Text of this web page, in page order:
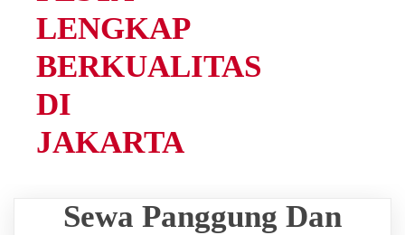
LENGKAP
BERKUALITAS
DI
JAKARTA
Sewa Panggung Dan